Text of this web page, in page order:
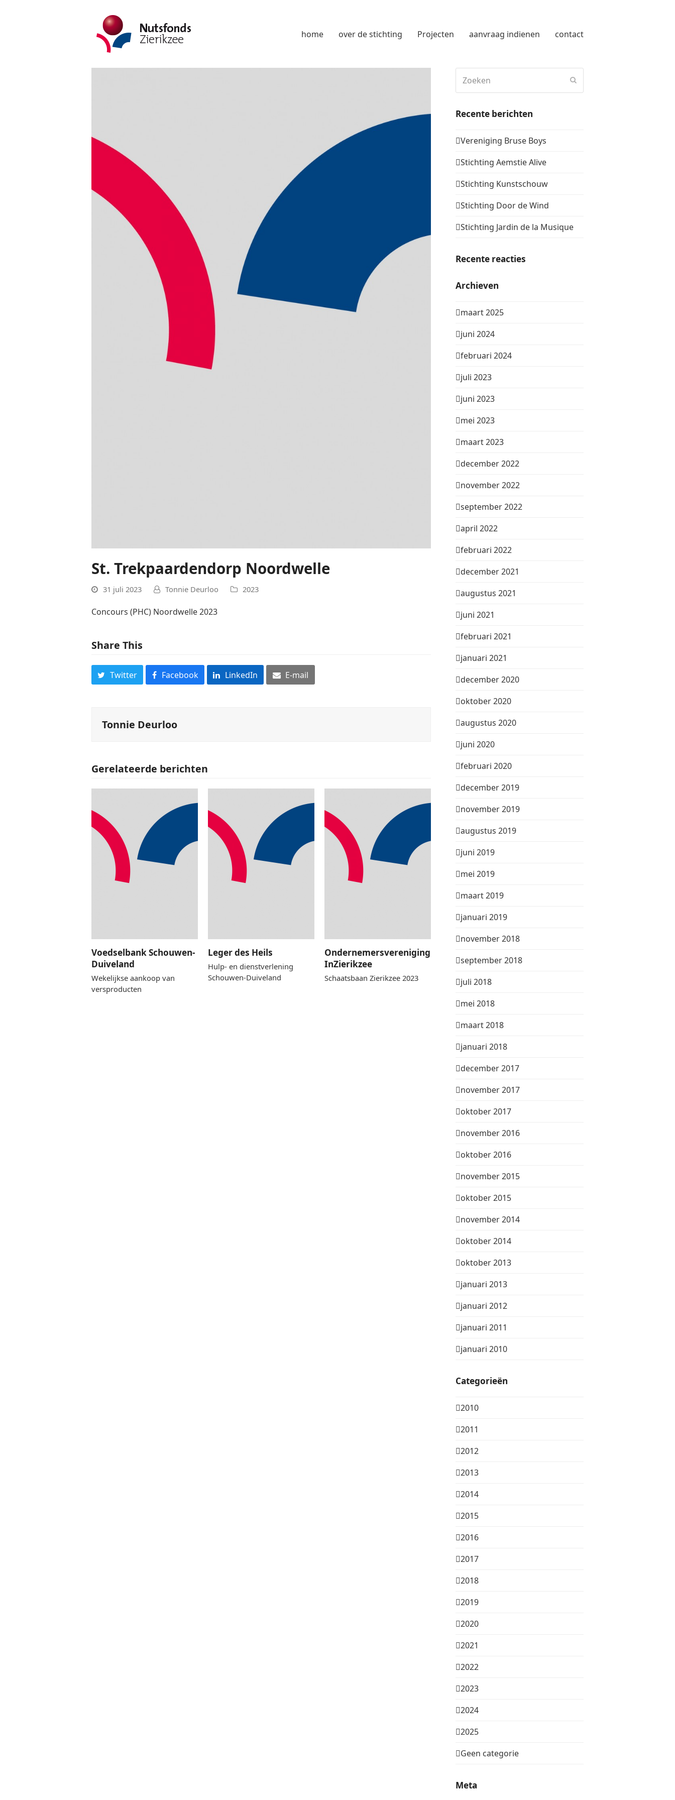
home over de stichting Projecten aanvraag indienen contact
St. Trekpaardendorp Noordwelle
31 juli 2023 Tonnie Deurloo 2023
Concours (PHC) Noordwelle 2023
Share This
Twitter Facebook LinkedIn E-mail
Tonnie Deurloo
Gerelateerde berichten
Voedselbank Schouwen-
Duiveland
Wekelijkse aankoop van
versproducten
Leger des Heils
Hulp- en dienstverlening
Schouwen-Duiveland
Ondernemersvereniging
InZierikzee
Schaatsbaan Zierikzee 2023
Recente berichten
Vereniging Bruse Boys
Stichting Aemstie Alive
Stichting Kunstschouw
Stichting Door de Wind
Stichting Jardin de la Musique
Recente reacties
Archieven
maart 2025
juni 2024
februari 2024
juli 2023
juni 2023
mei 2023
maart 2023
december 2022
november 2022
september 2022
april 2022
februari 2022
december 2021
augustus 2021
juni 2021
februari 2021
januari 2021
december 2020
oktober 2020
augustus 2020
juni 2020
februari 2020
december 2019
november 2019
augustus 2019
juni 2019
mei 2019
maart 2019
januari 2019
november 2018
september 2018
juli 2018
mei 2018
maart 2018
januari 2018
december 2017
november 2017
oktober 2017
november 2016
oktober 2016
november 2015
oktober 2015
november 2014
oktober 2014
oktober 2013
januari 2013
januari 2012
januari 2011
januari 2010
Categorieën
2010
2011
2012
2013
2014
2015
2016
2017
2018
2019
2020
2021
2022
2023
2024
2025
Geen categorie
Meta